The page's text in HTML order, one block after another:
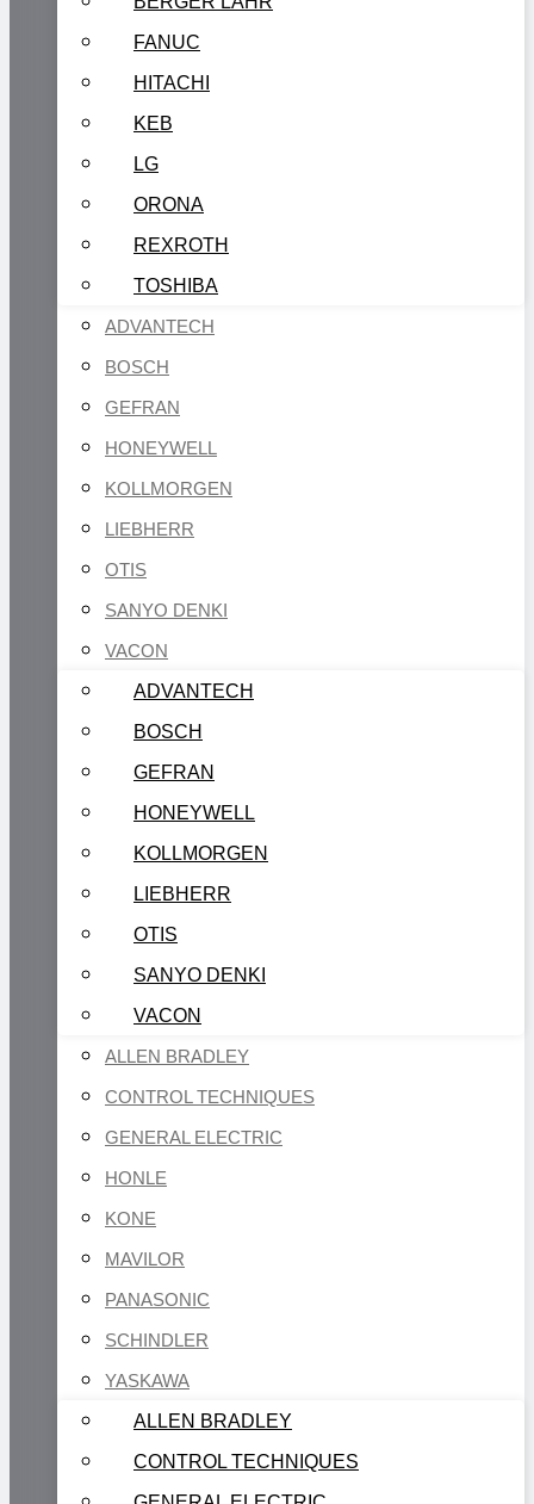
FANUC
HITACHI
KEB
LG
ORONA
REXROTH
TOSHIBA
ADVANTECH
BOSCH
GEFRAN
HONEYWELL
KOLLMORGEN
LIEBHERR
OTIS
SANYO DENKI
VACON
ADVANTECH
BOSCH
GEFRAN
HONEYWELL
KOLLMORGEN
LIEBHERR
OTIS
SANYO DENKI
VACON
ALLEN BRADLEY
CONTROL TECHNIQUES
GENERAL ELECTRIC
HONLE
KONE
MAVILOR
PANASONIC
SCHINDLER
YASKAWA
ALLEN BRADLEY
CONTROL TECHNIQUES